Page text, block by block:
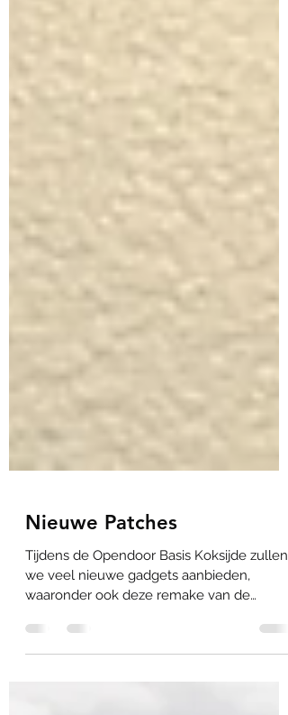
Nieuwe Patches
Tijdens de Opendoor Basis Koksijde zullen
waaronder ook deze remake van de
windkracht 10 bekende badge...